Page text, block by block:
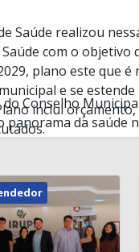
Saúde realizou
com o
plano este que
e se
inclui
Conselho
panorama da saúde
e negativos, bem
de ações a serem
aos números de
tuberculose,